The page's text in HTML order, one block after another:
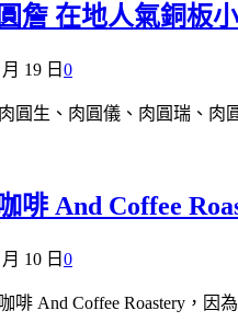
詹 在地人氣銅板
19 日 0
圓生、肉圓儀、肉圓瑞、
啡 And Coffee
10 日 0
啡 And Coffee Roastery，